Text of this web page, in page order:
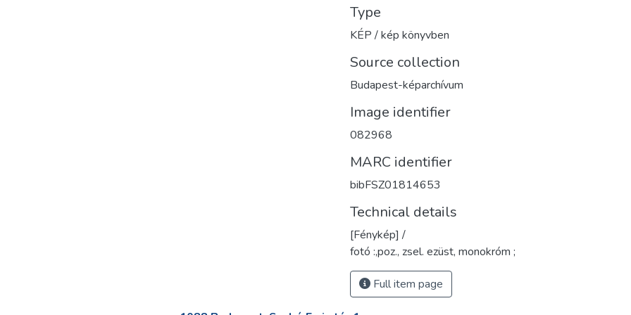
Type
KÉP / kép könyvben
Source collection
Budapest-képarchívum
Image identifier
082968
MARC identifier
bibFSZ01814653
Technical details
[Fénykép] /
fotó :,poz., zsel. ezüst, monokróm ;
Full item page